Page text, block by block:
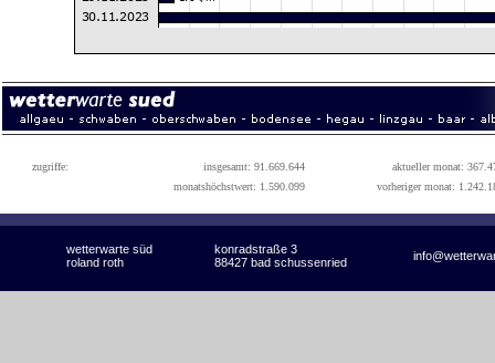
zugriffe: insgesamt: 91.669.644
aktueller monat:
monatshöchstwert: 1.590.099
vorheriger monat:
wetterwarte süd konradstraße 3
roland roth 88427 bad schussenried